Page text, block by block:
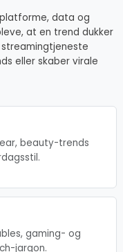
data og
at en trend dukker
eller skaber virale
beauty-trends
gaming- og
jargon.